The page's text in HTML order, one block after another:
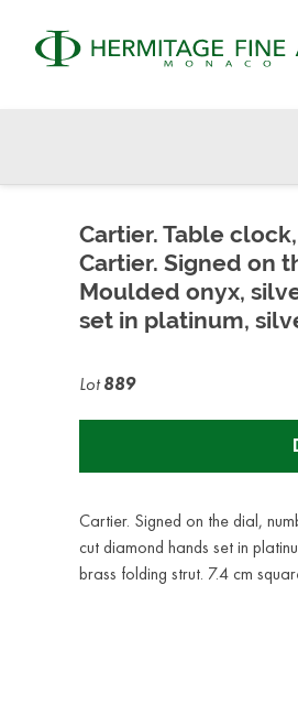
Cartier. Table
Cartier. Signed on
Moulded onyx,
set in platinum,
Lot889
Cartier. Signed on the dial,
cut diamond hands set in
brass folding strut. 7.4 cm